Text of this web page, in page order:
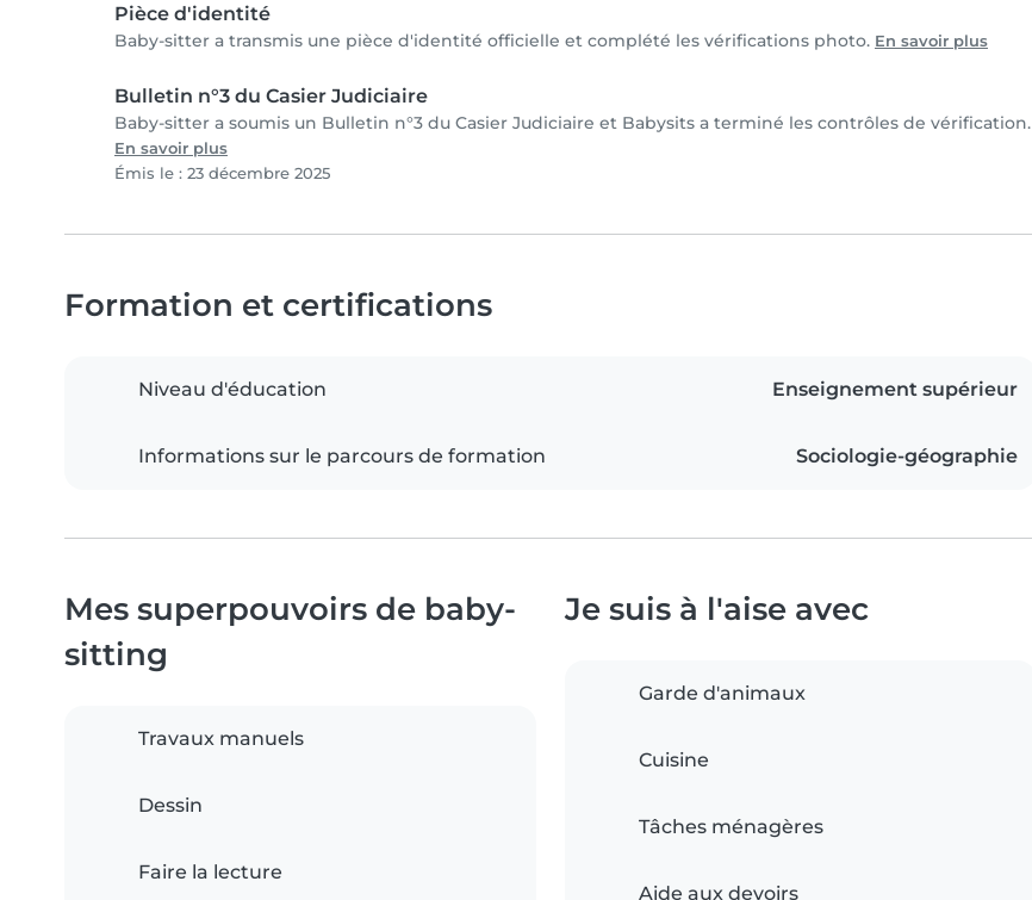
Pièce d'identité
Baby-sitter a transmis une pièce d'identité officielle et complété les vérifications photo. En savoir plus
Bulletin n°3 du Casier Judiciaire
Baby-sitter a soumis un Bulletin n°3 du Casier Judiciaire et Babysits a terminé les contrôles de vérification.
En savoir plus
Émis le : 23 décembre 2025
Formation et certifications
Niveau d'éducation Enseignement supérieur
Informations sur le parcours de formation Sociologie-géographie
Mes superpouvoirs de baby-
sitting
Travaux manuels
Dessin
Faire la lecture
Je suis à l'aise avec
Garde d'animaux
Cuisine
Tâches ménagères
Aide aux devoirs